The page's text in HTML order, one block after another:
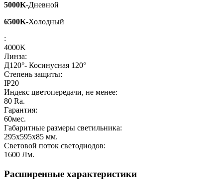
5000K-Дневной
6500K-Холодный
:
4000K
Линза:
Д120°- Косинусная 120°
Степень защиты:
IP20
Индекс цветопередачи, не менее:
80 Ra.
Гарантия:
60мес.
Габаритные размеры светильника:
295х595х85 мм.
Световой поток светодиодов:
1600 Лм.
Расширенные характеристики